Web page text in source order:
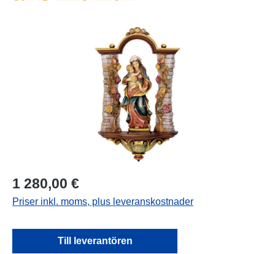
1 280,00 €
Priser inkl. moms, plus leveranskostnader
Till leverantören